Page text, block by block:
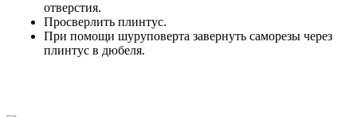
отверстия.
Просверлить плинтус.
При помощи шуруповерта завернуть саморезы через
плинтус в дюбеля.